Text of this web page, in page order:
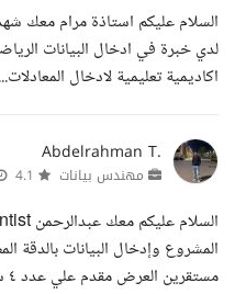
السلام عليكم استاذة مرام معك
لدي خبرة في ادخال البيانات
اكاديمية تعليمية لادخال المعادلات...
Abdelrahman T.
مهندس بيانات
المشروع وإدخال البيانات بالدقة
مستقرين العرض مقدم علي عدد ٤ ساعا...